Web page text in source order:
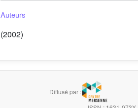
Auteurs
(2002)
Diffusé par :